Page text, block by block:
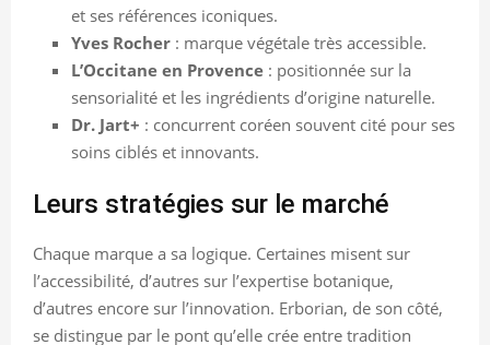
et ses références iconiques.
Yves Rocher : marque végétale très accessible.
L’Occitane en Provence : positionnée sur la
sensorialité et les ingrédients d’origine naturelle.
Dr. Jart+ : concurrent coréen souvent cité pour ses
soins ciblés et innovants.
Leurs stratégies sur le marché
Chaque marque a sa logique. Certaines misent sur
l’accessibilité, d’autres sur l’expertise botanique,
d’autres encore sur l’innovation. Erborian, de son côté,
se distingue par le pont qu’elle crée entre tradition